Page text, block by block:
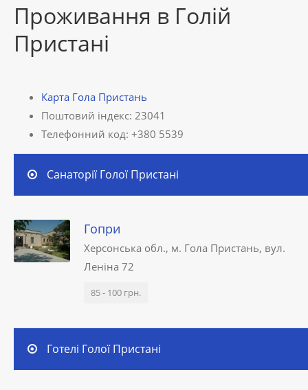
Проживання в Голій
Пристані
Карта Гола Пристань
Поштовий індекс: 23041
Телефонний код: +380 5539
Санаторії Голої Пристані
Гопри
Херсонська обл., м. Гола Пристань, вул.
Леніна 72
85 - 100 грн.
Готелі Голої Пристані